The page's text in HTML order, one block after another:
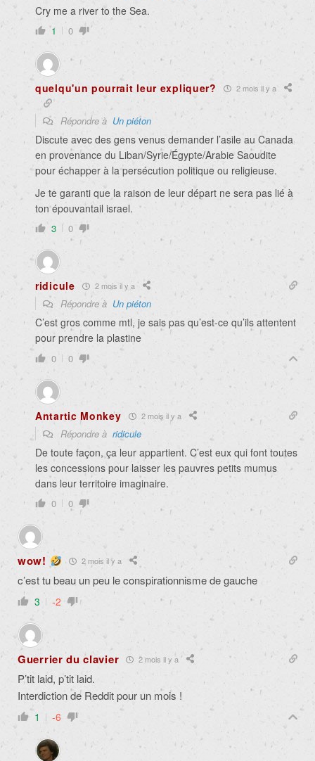
Cry me a river to the Sea.
1 0
quelqu'un pourrait leur expliquer? 2 mois il y a
Répondre à Un piéton
Discute avec des gens venus demander l’asile au Canada
en provenance du Liban/Syrie/Égypte/Arabie Saoudite
pour échapper à la persécution politique ou religieuse.
Je te garanti que la raison de leur départ ne sera pas lié à
ton épouvantail israel.
3 0
ridicule 2 mois il y a
Répondre à Un piéton
C’est gros comme mtl, je sais pas qu’est-ce qu’ils attentent
pour prendre la plastine
0 0
Antartic Monkey 2 mois il y a
Répondre à ridicule
De toute façon, ça leur appartient. C’est eux qui font toutes
les concessions pour laisser les pauvres petits mumus
dans leur territoire imaginaire.
0 0
wow! 2 mois il y a
c’est tu beau un peu le conspirationnisme de gauche
3 -2
Guerrier du clavier 2 mois il y a
P’tit laid, p’tit laid.
Interdiction de Reddit pour un mois !
1 -6